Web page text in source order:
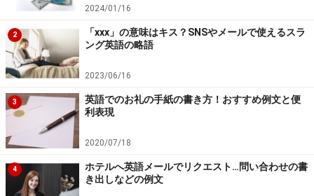
2024/01/16
2
「xxx」の意味はキス？SNSやメールで使えるスラ
ング英語の略語
2023/06/16
3
英語でのお礼の手紙の書き方！おすすめ例文と便
利表現
2020/07/18
4
ホテルへ英語メールでリクエスト…問い合わせの書
き出しなどの例文